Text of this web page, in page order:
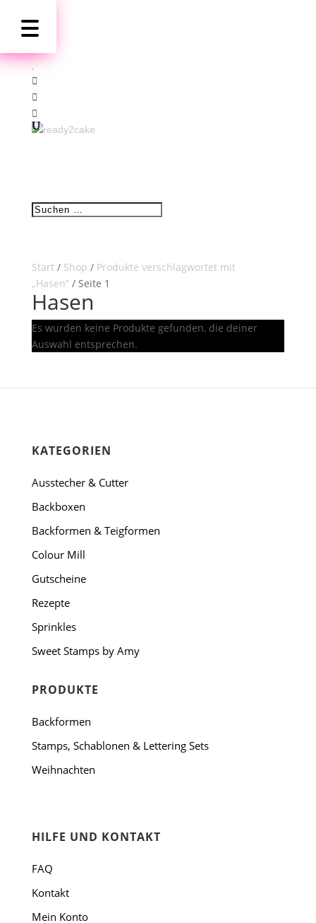
Start/ Shop / Produkte verschlagwortet mit
„Hasen“/ Seite 1
Hasen
Es wurden keine Produkte gefunden, die deiner
Auswahl entsprechen.
KATEGORIEN
Ausstecher & Cutter
Backboxen
Backformen & Teigformen
Colour Mill
Gutscheine
Rezepte
Sprinkles
Sweet Stamps by Amy
PRODUKTE
Backformen
Stamps, Schablonen & Lettering Sets
Weihnachten
HILFE UND KONTAKT
FAQ
Kontakt
Mein Konto